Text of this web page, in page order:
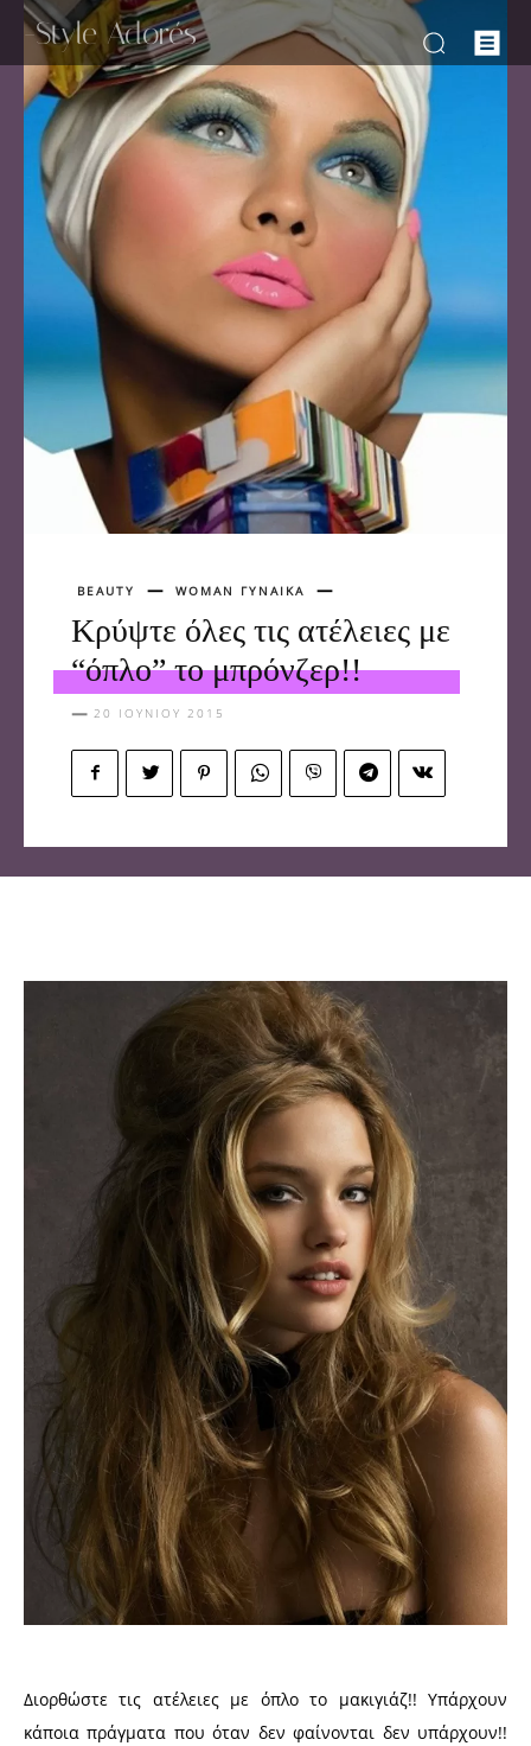
-Style Adorés
BEAUTY WOMAN ΓΥΝΑΙΚΑ
Κρύψτε όλες τις ατέλειες με
“όπλο” το μπρόνζερ!!
20 ΙΟΥΝΊΟΥ 2015
Διορθώστε τις ατέλειες με όπλο το μακιγιάζ!! Υπάρχουν
κάποια πράγματα που όταν δεν φαίνονται δεν υπάρχουν!!